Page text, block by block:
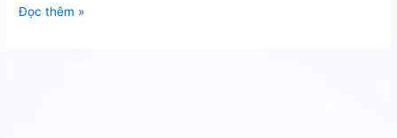
Cứu
Đọc thêm »